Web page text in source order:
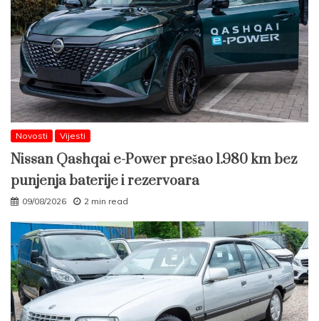
Novosti Vijesti
Nissan Qashqai e-Power prešao 1.980 km bez
punjenja baterije i rezervoara
09/08/2026 2 min read